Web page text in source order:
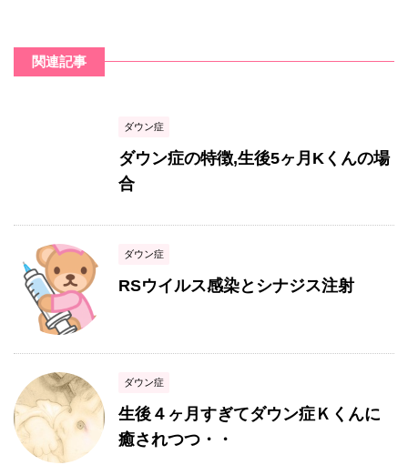
関連記事
ダウン症
ダウン症の特徴,生後5ヶ月Kくんの場
合
ダウン症
RSウイルス感染とシナジス注射
ダウン症
生後４ヶ月すぎてダウン症Ｋくんに
癒されつつ・・